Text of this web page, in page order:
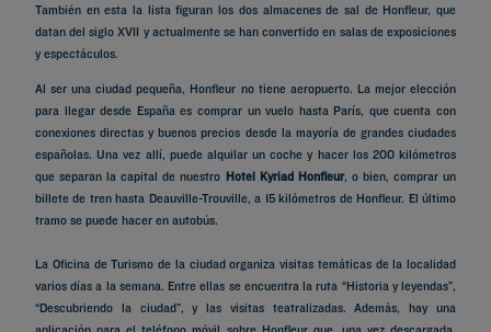
También en esta la lista figuran los dos almacenes de sal de Honfleur, que
datan del siglo XVII y actualmente se han convertido en salas de exposiciones
y espectáculos.
Al ser una ciudad pequeña, Honfleur no tiene aeropuerto. La mejor elección
para llegar desde España es comprar un vuelo hasta París, que cuenta con
conexiones directas y buenos precios desde la mayoría de grandes ciudades
españolas. Una vez allí, puede alquilar un coche y hacer los 200 kilómetros
que separan la capital de nuestro Hotel Kyriad Honfleur, o bien, comprar un
billete de tren hasta Deauville-Trouville, a 15 kilómetros de Honfleur. El último
tramo se puede hacer en autobús.
La Oficina de Turismo de la ciudad organiza visitas temáticas de la localidad
varios días a la semana. Entre ellas se encuentra la ruta “Historia y leyendas”,
“Descubriendo la ciudad”, y las visitas teatralizadas. Además, hay una